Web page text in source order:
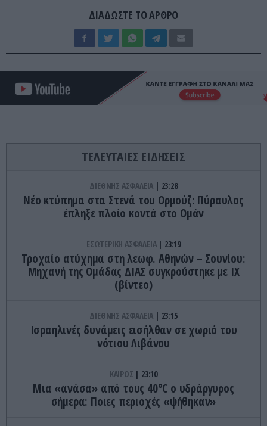
ΔΙΑΔΩΣΤΕ ΤΟ ΑΡΘΡΟ
ΤΕΛΕΥΤΑΙΕΣ ΕΙΔΗΣΕΙΣ
ΔΙΕΘΝΗΣ ΑΣΦΑΛΕΙΑ 23:28
Νέο κτύπημα στα Στενά του Ορμούζ: Πύραυλος
έπληξε πλοίο κοντά στο Ομάν
ΕΣΩΤΕΡΙΚΗ ΑΣΦΑΛΕΙΑ 23:19
Τροχαίο ατύχημα στη λεωφ. Αθηνών – Σουνίου:
Μηχανή της Ομάδας ΔΙΑΣ συγκρούστηκε με ΙΧ
(βίντεο)
ΔΙΕΘΝΗΣ ΑΣΦΑΛΕΙΑ 23:15
Ισραηλινές δυνάμεις εισήλθαν σε χωριό του
νότιου Λιβάνου
ΚΑΙΡΟΣ 23:10
Μια «ανάσα» από τους 40°C ο υδράργυρος
σήμερα: Ποιες περιοχές «ψήθηκαν»